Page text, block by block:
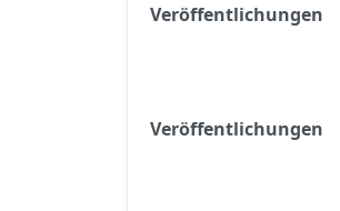
Veröffentlichungen
Veröffentlichungen